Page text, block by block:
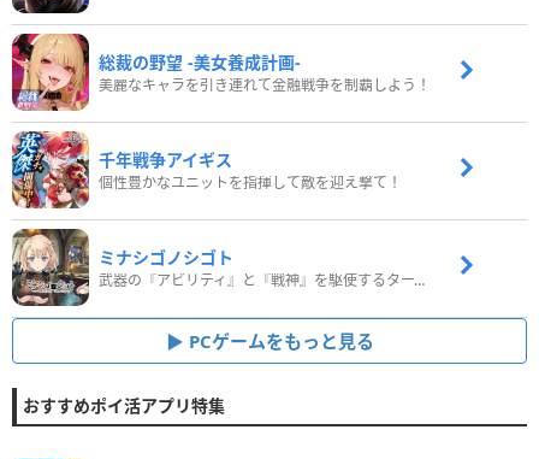
総裁の野望 -美女養成計画-
美麗なキャラを引き連れて金融戦争を制覇しよう！
千年戦争アイギス
個性豊かなユニットを指揮して敵を迎え撃て！
ミナシゴノシゴト
武器の『アビリティ』と『戦神』を駆使するターン制コマンドバトルRPG！
PCゲームをもっと見る
おすすめポイ活アプリ特集